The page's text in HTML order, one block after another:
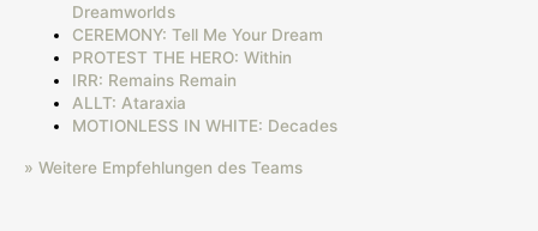
Dreamworlds
CEREMONY: Tell Me Your Dream
PROTEST THE HERO: Within
IRR: Remains Remain
ALLT: Ataraxia
MOTIONLESS IN WHITE: Decades
» Weitere Empfehlungen des Teams